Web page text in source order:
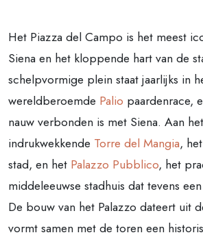
Het Piazza del Campo is het meest
Siena en het kloppende hart van de
schelpvormige plein staat jaarlijks in
wereldberoemde Palio paardenrace,
nauw verbonden is met Siena. Aan
indrukwekkende Torre del Mangia,
stad, en het Palazzo Pubblico, het
middeleeuwse stadhuis dat tevens
De bouw van het Palazzo dateert uit
vormt samen met de toren een